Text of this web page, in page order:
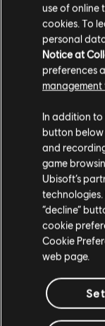
필터
기타
리드 기타
대체 리
리듬 기타
대체 리
코드 표
단순한
베이스
음원 라이브러리
Petula Clark
전체 1 결
아티스트
Petula
use of online
cookies. To
personal
Notice at
preferences
management
In addition to
button below
and
game
Ubisoft’s
“decline”
cookie
Cookie
web page.